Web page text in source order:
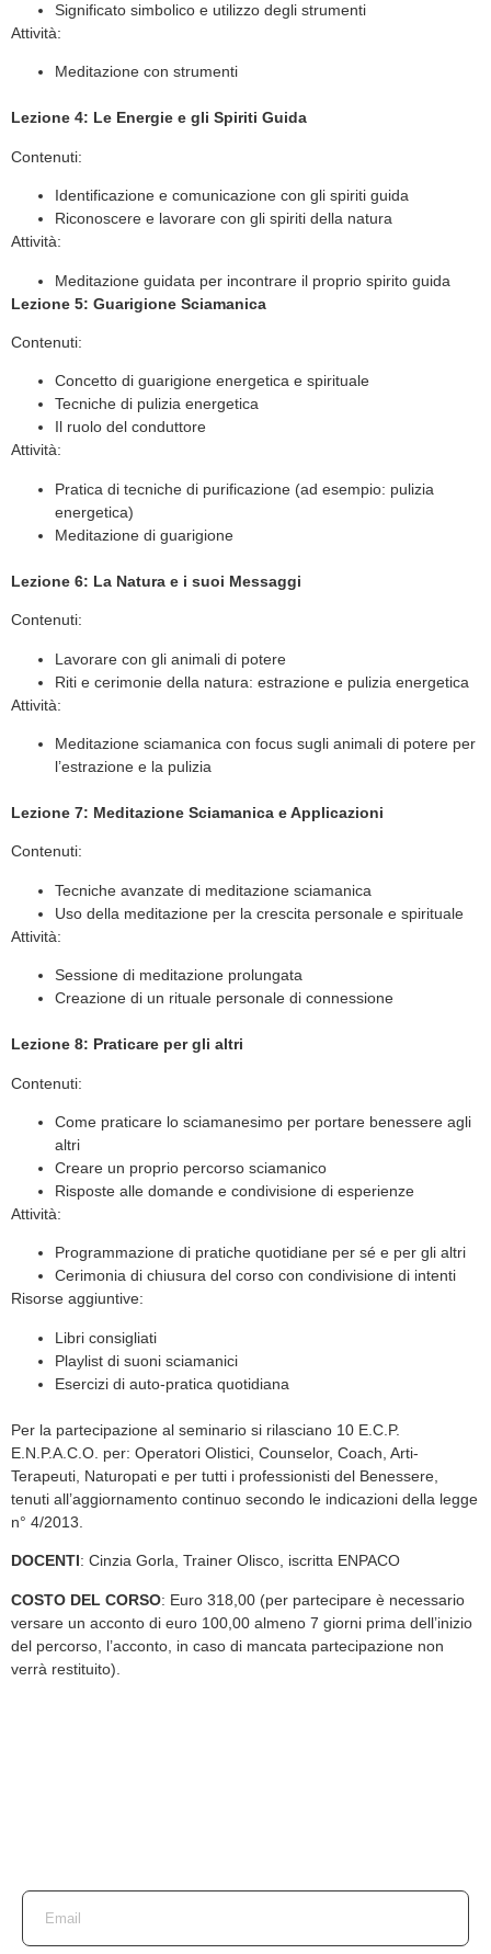
Significato simbolico e utilizzo degli strumenti
Attività:
Meditazione con strumenti
Lezione 4: Le Energie e gli Spiriti Guida
Contenuti:
Identificazione e comunicazione con gli spiriti guida
Riconoscere e lavorare con gli spiriti della natura
Attività:
Meditazione guidata per incontrare il proprio spirito guida
Lezione 5: Guarigione Sciamanica
Contenuti:
Concetto di guarigione energetica e spirituale
Tecniche di pulizia energetica
Il ruolo del conduttore
Attività:
Pratica di tecniche di purificazione (ad esempio: pulizia
energetica)
Meditazione di guarigione
Lezione 6: La Natura e i suoi Messaggi
Contenuti:
Lavorare con gli animali di potere
Riti e cerimonie della natura: estrazione e pulizia energetica
Attività:
Meditazione sciamanica con focus sugli animali di potere per
l’estrazione e la pulizia
Lezione 7: Meditazione Sciamanica e Applicazioni
Contenuti:
Tecniche avanzate di meditazione sciamanica
Uso della meditazione per la crescita personale e spirituale
Attività:
Sessione di meditazione prolungata
Creazione di un rituale personale di connessione
Lezione 8: Praticare per gli altri
Contenuti:
Come praticare lo sciamanesimo per portare benessere agli
altri
Creare un proprio percorso sciamanico
Risposte alle domande e condivisione di esperienze
Attività:
Programmazione di pratiche quotidiane per sé e per gli altri
Cerimonia di chiusura del corso con condivisione di intenti
Risorse aggiuntive:
Libri consigliati
Playlist di suoni sciamanici
Esercizi di auto-pratica quotidiana
Per la partecipazione al seminario si rilasciano 10 E.C.P.
E.N.P.A.C.O. per: Operatori Olistici, Counselor, Coach, Arti-
Terapeuti, Naturopati e per tutti i professionisti del Benessere,
tenuti all’aggiornamento continuo secondo le indicazioni della legge
n° 4/2013.
DOCENTI: Cinzia Gorla, Trainer Olisco, iscritta ENPACO
COSTO DEL CORSO: Euro 318,00 (per partecipare è necessario
versare un acconto di euro 100,00 almeno 7 giorni prima dell’inizio
del percorso, l’acconto, in caso di mancata partecipazione non
verrà restituito).